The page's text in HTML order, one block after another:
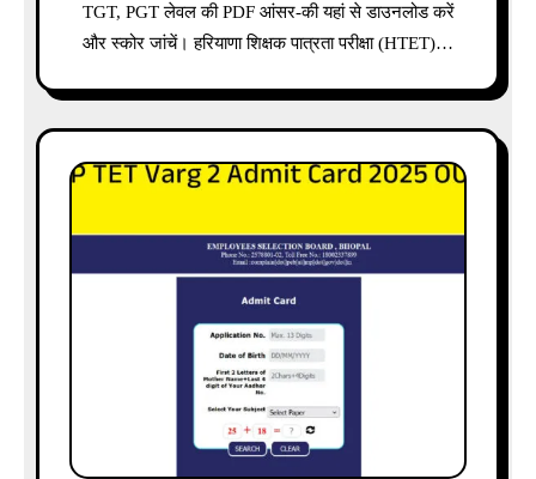
TGT, PGT लेवल की PDF आंसर-की यहां से डाउनलोड करें
और स्कोर जांचें। हरियाणा शिक्षक पात्रता परीक्षा (HTET)…